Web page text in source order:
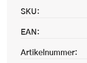
SKU:
EAN:
Artikelnummer: